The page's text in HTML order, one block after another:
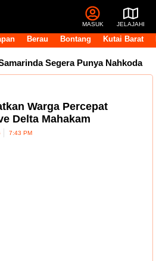
MASUK JELAJAHI
Berau Bontang Kutai Barat
Segera Punya Nahkoda
Pegawai RSUD IA Moeis Tuai
Siapkan Pendalaman
Warga Percepat
Delta Mahakam
7:43 PM